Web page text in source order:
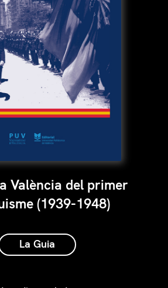
València del primer
(1939-1948)
La Guia